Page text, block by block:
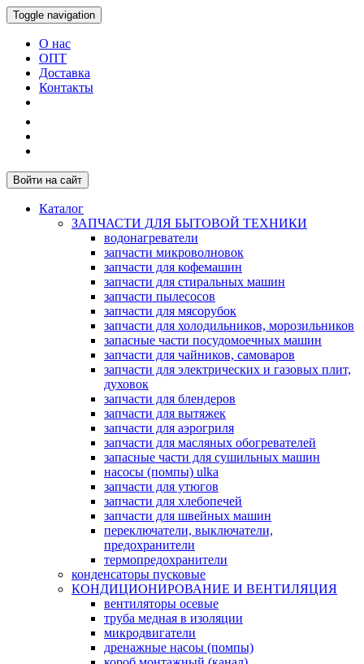
Toggle navigation
О нас
ОПТ
Доставка
Контакты
Войти на сайт
Каталог
ЗАПЧАСТИ ДЛЯ БЫТОВОЙ ТЕХНИКИ
водонагреватели
запчасти микроволновок
запчасти для кофемашин
запчасти для стиральных машин
запчасти пылесосов
запчасти для мясорубок
запчасти для холодильников, морозильников
запасные части посудомоечных машин
запчасти для чайников, самоваров
запчасти для электрических и газовых плит,
духовок
запчасти для блендеров
запчасти для вытяжек
запчасти для аэрогриля
запчасти для масляных обогревателей
запасные части для сушильных машин
насосы (помпы) ulka
запчасти для утюгов
запчасти для хлебопечей
запчасти для швейных машин
переключатели, выключатели,
предохранители
термопредохранители
конденсаторы пусковые
КОНДИЦИОНИРОВАНИЕ И ВЕНТИЛЯЦИЯ
вентиляторы осевые
труба медная в изоляции
микродвигатели
дренажные насоы (помпы)